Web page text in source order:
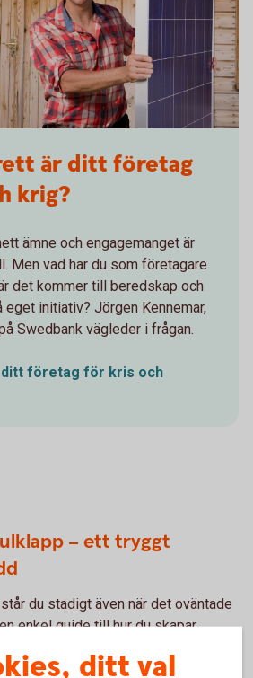
är ditt företag
krig?
ämne och engagemanget är
Men vad har du som företagare
det kommer till beredskap och
eget initiativ? Jörgen Kennemar,
Swedbank vägleder i frågan.
företag för kris och
– ett tryggt
du stadigt även när det oväntade
enkel guide till hur du skapar
ditt val